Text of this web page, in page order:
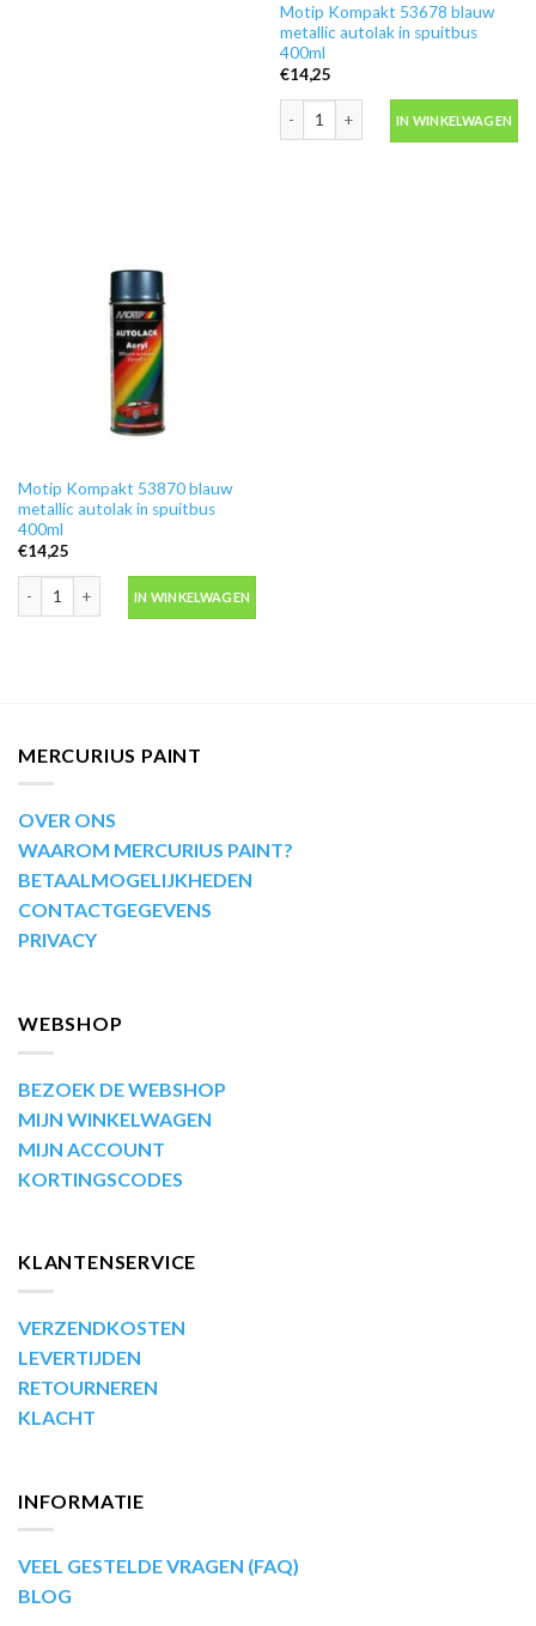
Motip Kompakt 53678 blauw
metallic autolak in spuitbus
400ml
€14,25
Motip Kompakt 53678 blauw
IN WINKELWAGEN
Motip Kompakt 53870 blauw
metallic autolak in spuitbus
400ml
€14,25
Motip Kompakt 53870 blauw metallic autolak in spuitbus 400ml aantal
IN WINKELWAGEN
MERCURIUS PAINT
OVER ONS
WAAROM MERCURIUS PAINT?
BETAALMOGELIJKHEDEN
CONTACTGEGEVENS
PRIVACY
WEBSHOP
BEZOEK DE WEBSHOP
MIJN WINKELWAGEN
MIJN ACCOUNT
KORTINGSCODES
KLANTENSERVICE
VERZENDKOSTEN
LEVERTIJDEN
RETOURNEREN
KLACHT
INFORMATIE
VEEL GESTELDE VRAGEN (FAQ)
BLOG